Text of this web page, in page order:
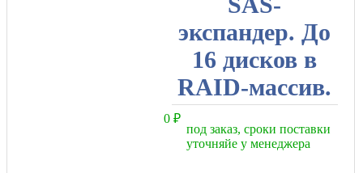
экспандер. До
16 дисков в
RAID-массив.
0 ₽
под заказ, сроки поставки
уточняйе у менеджера